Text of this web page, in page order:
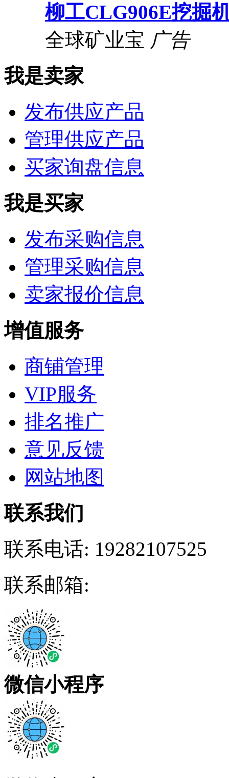
柳工CLG906E挖掘
全球矿业宝 广告
我是卖家
发布供应产品
管理供应产品
买家询盘信息
我是买家
发布采购信息
管理采购信息
卖家报价信息
增值服务
商铺管理
VIP服务
排名推广
意见反馈
网站地图
联系我们
联系电话: 19282107525
联系邮箱:
微信小程序